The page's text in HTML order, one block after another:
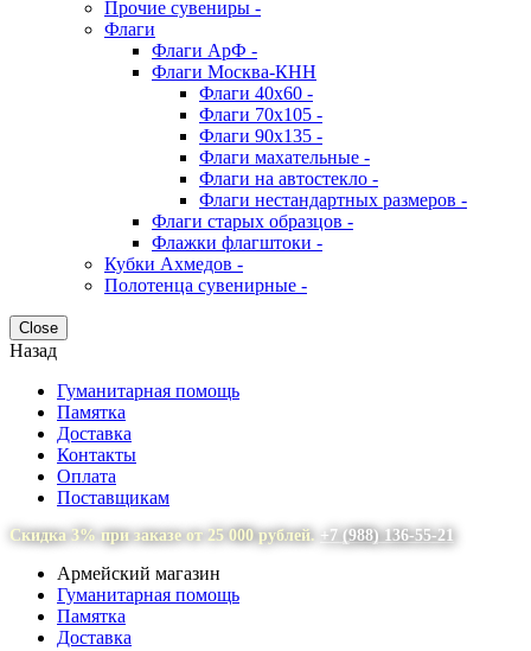
Прочие сувениры -
Флаги
Флаги АрФ -
Флаги Москва-КНН
Флаги 40х60 -
Флаги 70х105 -
Флаги 90х135 -
Флаги махательные -
Флаги на автостекло -
Флаги нестандартных размеров -
Флаги старых образцов -
Флажки флагштоки -
Кубки Ахмедов -
Полотенца сувенирные -
Close
Назад
Гуманитарная помощь
Памятка
Доставка
Контакты
Оплата
Поставщикам
Скидка 3% при заказе от 25 000 рублей. +7 (988) 136-55-21
Армейский магазин
Гуманитарная помощь
Памятка
Доставка